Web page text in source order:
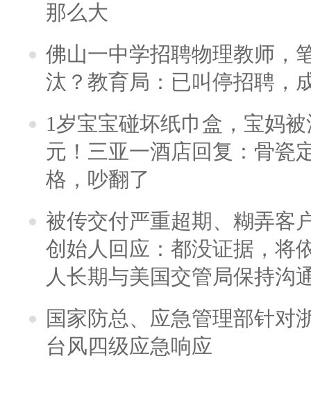
那么大
佛山一中学招聘物理教师，
汰？教育局：已叫停招聘，
1岁宝宝碰坏纸巾盒，宝妈
元！三亚一酒店回复：骨瓷
格，吵翻了
被传交付严重超期、糊弄客
创始人回应：都没证据，将
人长期与美国交管局保持沟
国家防总、应急管理部针对
台风四级应急响应